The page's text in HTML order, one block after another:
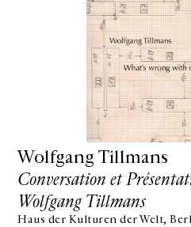
Wolfgang Tillmans
Conversation et
Wolfgang Tillmans
Haus der Kulturen der Welt,
GALERIE CHANTAL CROUSEL